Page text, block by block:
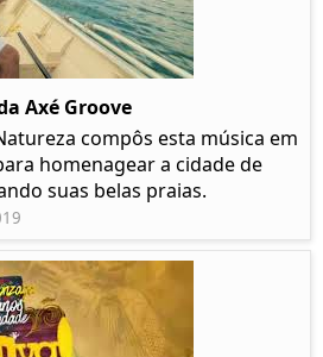
Axé Groove
compôs esta música em
homenagear a cidade de
suas belas praias.